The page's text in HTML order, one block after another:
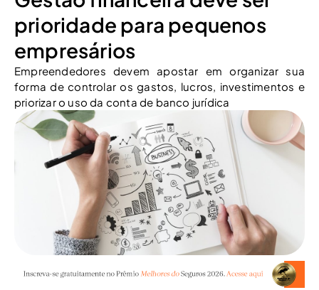
prioridade para pequenos
empresários
Empreendedores devem apostar em organizar sua
forma de controlar os gastos, lucros, investimentos e
priorizar o uso da conta de banco jurídica